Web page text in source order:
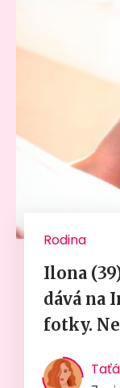
Rodina
Ilona
dává na
fotky.